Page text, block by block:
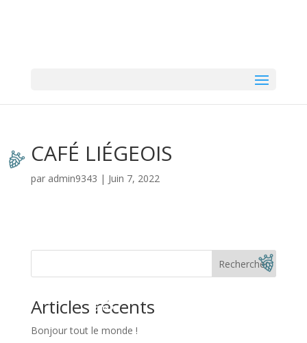
CAFÉ LIÉGEOIS
par admin9343 | Juin 7, 2022
Rechercher
Articles récents
Bonjour tout le monde !